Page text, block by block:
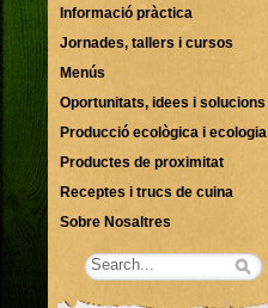
Informació pràctica
Jornades, tallers i cursos
Menús
Oportunitats, idees i solucions
Producció ecològica i ecologia
Productes de proximitat
Receptes i trucs de cuina
Sobre Nosaltres